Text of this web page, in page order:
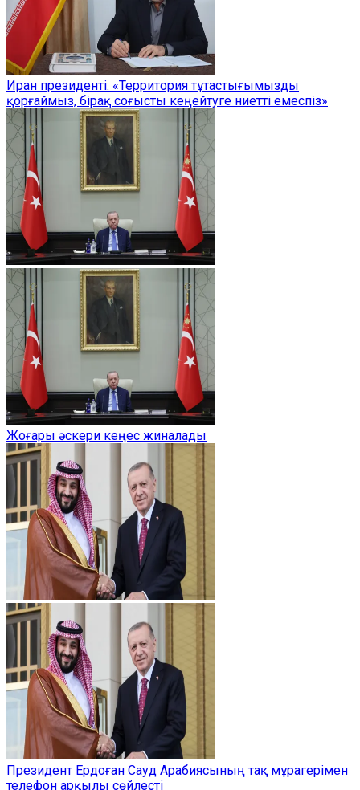
Иран президенті: «Территория тұтастығымызды
қорғаймыз, бірақ соғысты кеңейтуге ниетті емеспіз»
Жоғары әскери кеңес жиналады
Президент Ердоған Сауд Арабиясының тақ мұрагерімен
телефон арқылы сөйлесті